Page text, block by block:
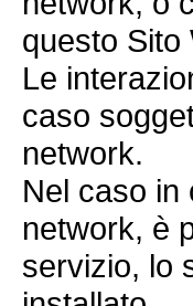
questo Sito
Le
caso
network.
Nel caso in
network, è
servizio, lo